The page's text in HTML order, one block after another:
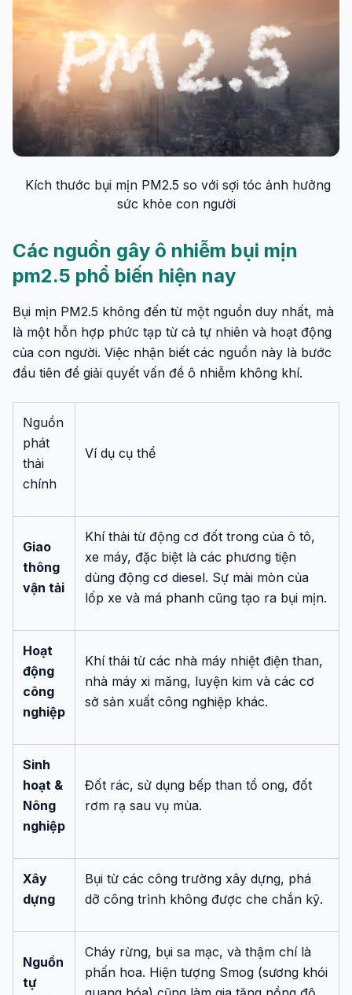
Kích thước bụi mịn PM2.5 so với sợi tóc ảnh hưởng
sức khỏe con người
Các nguồn gây ô nhiễm bụi mịn
pm2.5 phổ biến hiện nay
Bụi mịn PM2.5 không đến từ một nguồn duy nhất, mà
là một hỗn hợp phức tạp từ cả tự nhiên và hoạt động
của con người. Việc nhận biết các nguồn này là bước
đầu tiên để giải quyết vấn đề ô nhiễm không khí.
Nguồn
phát
thải
chính
Ví dụ cụ thể
Giao
thông
vận tải
Khí thải từ động cơ đốt trong của ô tô,
xe máy, đặc biệt là các phương tiện
dùng động cơ diesel. Sự mài mòn của
lốp xe và má phanh cũng tạo ra bụi mịn.
Hoạt
động
công
nghiệp
Khí thải từ các nhà máy nhiệt điện than,
nhà máy xi măng, luyện kim và các cơ
sở sản xuất công nghiệp khác.
Sinh
hoạt &
Nông
nghiệp
Đốt rác, sử dụng bếp than tổ ong, đốt
rơm rạ sau vụ mùa.
Xây
dựng
Bụi từ các công trường xây dựng, phá
dỡ công trình không được che chắn kỹ.
Nguồn
tự
Cháy rừng, bụi sa mạc, và thậm chí là
phấn hoa. Hiện tượng Smog (sương khói